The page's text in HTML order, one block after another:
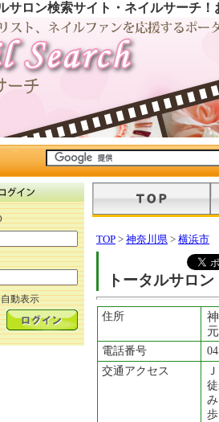
サロン検索サイト・ネイルサーチ
動表示
TOP > 神奈川県 > 横浜市
トータルサロ
住所
電話番号
交通アクセス